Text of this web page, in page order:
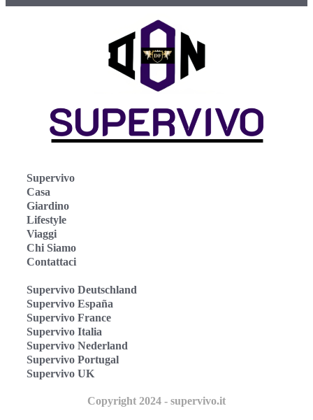
Supervivo
Casa
Giardino
Lifestyle
Viaggi
Chi Siamo
Contattaci
Supervivo Deutschland
Supervivo España
Supervivo France
Supervivo Italia
Supervivo Nederland
Supervivo Portugal
Supervivo UK
Copyright 2024 - supervivo.it